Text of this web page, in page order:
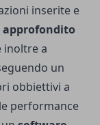
inserite e
approfondito
inoltre a
un
obbiettivi a
performance